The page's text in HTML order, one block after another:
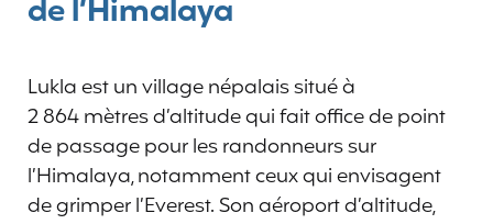
de l’Himalaya
Lukla est un village népalais situé à
2 864 mètres d’altitude qui fait office de point
de passage pour les randonneurs sur
l’Himalaya, notamment ceux qui envisagent
de grimper l’Everest. Son aéroport d’altitude,